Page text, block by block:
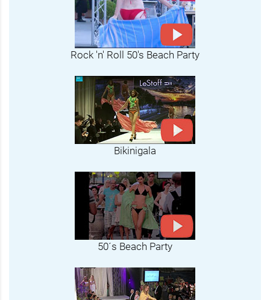
Rock 'n' Roll 50's Beach Party
Bikinigala
50´s Beach Party